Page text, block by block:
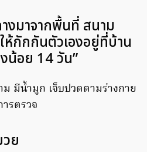
งมาจากพื้นที่ สนาม
ห้กักกันตัวเองอยู่ที่บ้าน
น้อย 14 วัน”
ม มีน้ำมูก เจ็บปวดตามร่างกาย
รตรวจ
ย